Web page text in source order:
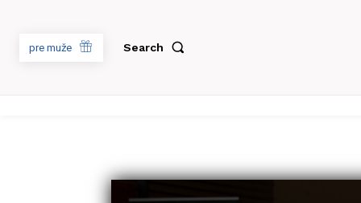
pre muže Search